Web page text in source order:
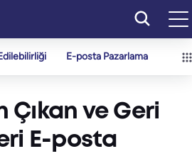
E-posta Pazarlama
ve Geri
E-posta